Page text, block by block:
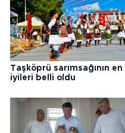
Taşköprü sarımsağının en
iyileri belli oldu